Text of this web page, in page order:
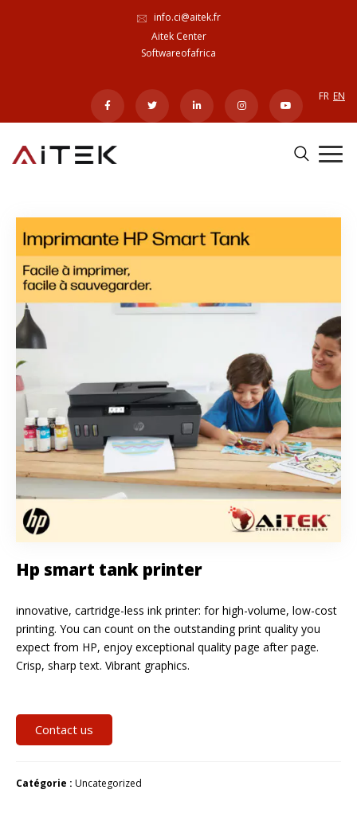
info.ci@aitek.fr
Aitek Center
Softwareofafrica
FR EN
Hp smart tank printer
innovative, cartridge-less ink printer: for high-volume, low-cost
printing. You can count on the outstanding print quality you
expect from HP, enjoy exceptional quality page after page.
Crisp, sharp text. Vibrant graphics.
Contact us
Catégorie : Uncategorized